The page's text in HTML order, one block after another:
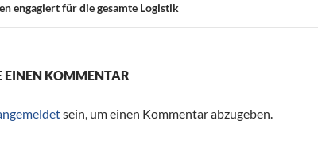
engagiert für die gesamte Logistik
EINEN KOMMENTAR
sein, um einen Kommentar abzugeben.